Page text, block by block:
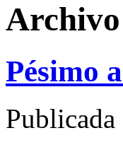
Pésimo
Publicada